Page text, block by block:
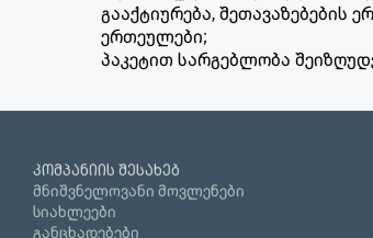
გააქტიურება,
ერთეულები;
პაკეტით სარგებლობა
კომპანიის შესახებ
მნიშვნელოვანი მოვლენები
სიახლეები
განცხადებები